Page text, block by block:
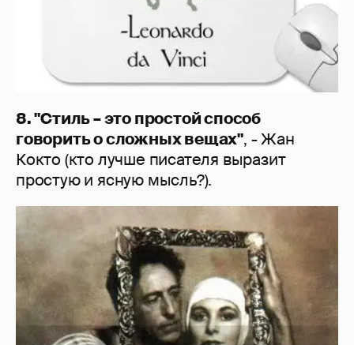
8. "Стиль – это простой способ
говорить о сложных вещах", - Жан
Кокто (кто лучше писателя выразит
простую и ясную мысль?).